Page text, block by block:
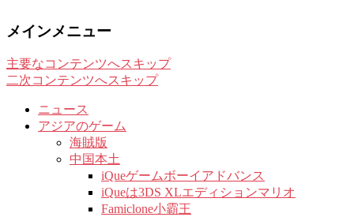
メインメニュー
主要なコンテンツへスキップ
二次コンテンツへスキップ
ニュース
アジアのゲーム
海賊版
中国本土
iQueゲームボーイアドバンス
iQueは3DS XLエディションマリオ
Famiclone小霸王